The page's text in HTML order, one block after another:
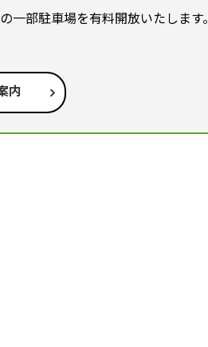
部駐車場を有料開放いたします。
内